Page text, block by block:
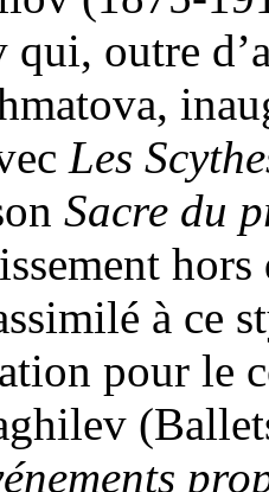
qui, outre
Les
Sacre du
à ce
pour le